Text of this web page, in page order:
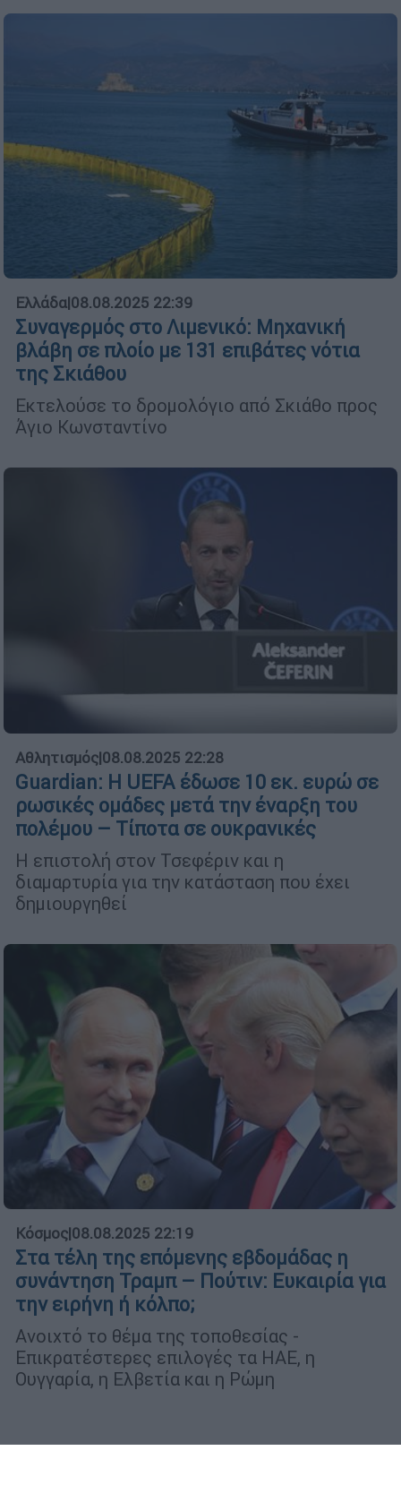
Ελλάδα|08.08.2025 22:39
Συναγερμός στο Λιμενικό: Μηχανική
βλάβη σε πλοίο με 131 επιβάτες νότια
της Σκιάθου
Εκτελούσε το δρομολόγιο από Σκιάθο προς
Άγιο Κωνσταντίνο
Αθλητισμός|08.08.2025 22:28
Guardian: Η UEFA έδωσε 10 εκ. ευρώ σε
ρωσικές ομάδες μετά την έναρξη του
πολέμου – Τίποτα σε ουκρανικές
Η επιστολή στον Τσεφέριν και η
διαμαρτυρία για την κατάσταση που έχει
δημιουργηθεί
Κόσμος|08.08.2025 22:19
Στα τέλη της επόμενης εβδομάδας η
συνάντηση Τραμπ – Πούτιν: Ευκαιρία για
την ειρήνη ή κόλπο;
Ανοιχτό το θέμα της τοποθεσίας -
Επικρατέστερες επιλογές τα ΗΑΕ, η
Ουγγαρία, η Ελβετία και η Ρώμη